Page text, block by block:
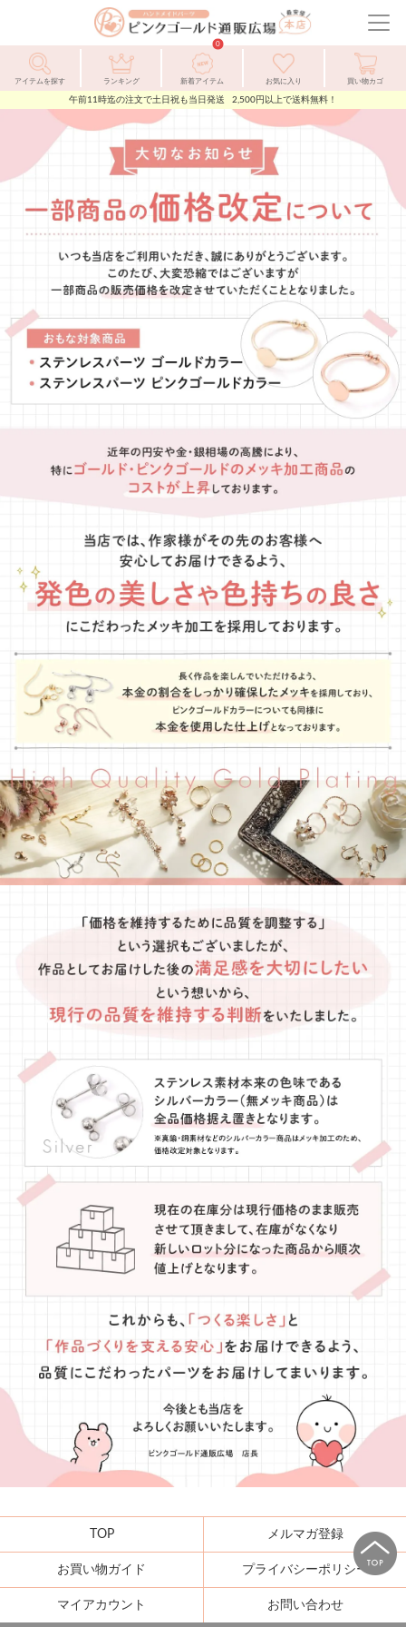
ピ
ン
ク
ル
ド
通
広
メ
ニ
ー
を
開
アイテムを探す ランキング 新着アイテム お気に入り 買い物カゴ
0
午前11時迄の注文で土日祝も当日発送 2,500円以上で送料無料！
TOP メルマガ登録
お買い物ガイド プライバシーポリシー
マイアカウント お問い合わせ